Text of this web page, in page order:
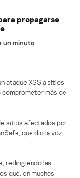
propagarse
un minuto
ataque XSS a sitios
comprometer más de
sitios afectados por
que dio la voz
redirigiendo las
que, en muchos